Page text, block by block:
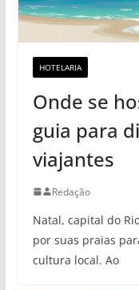
HOTELARIA
Onde se
guia para
viajantes
Redação
Natal, capital do
por suas praias
cultura local. Ao